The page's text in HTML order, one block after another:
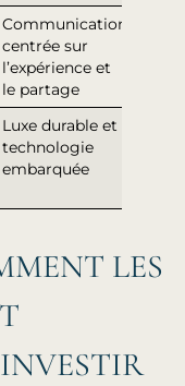
Communication
centrée sur
l’expérience et
le partage
Luxe durable et
technologie
embarquée
LES